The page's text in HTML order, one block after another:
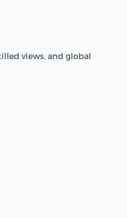
views, and global